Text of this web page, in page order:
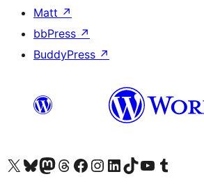
Matt ↗
bbPress ↗
BuddyPress ↗
Посетите нас в X (ранее Twitter)
Посетите нашу учётную запись в Bluesky
Посетите нашу ленту в Mastodon
Посетите нашу учётную запись в Threads
Посетите нашу страницу на Facebook
Посетите наш Instagram
Посетите нашу страницу в LinkedIn
Посетите нашу учётную запись в TikTok
Посетите наш канал YouTube
Посетите нашу учётную запись в Tumblr